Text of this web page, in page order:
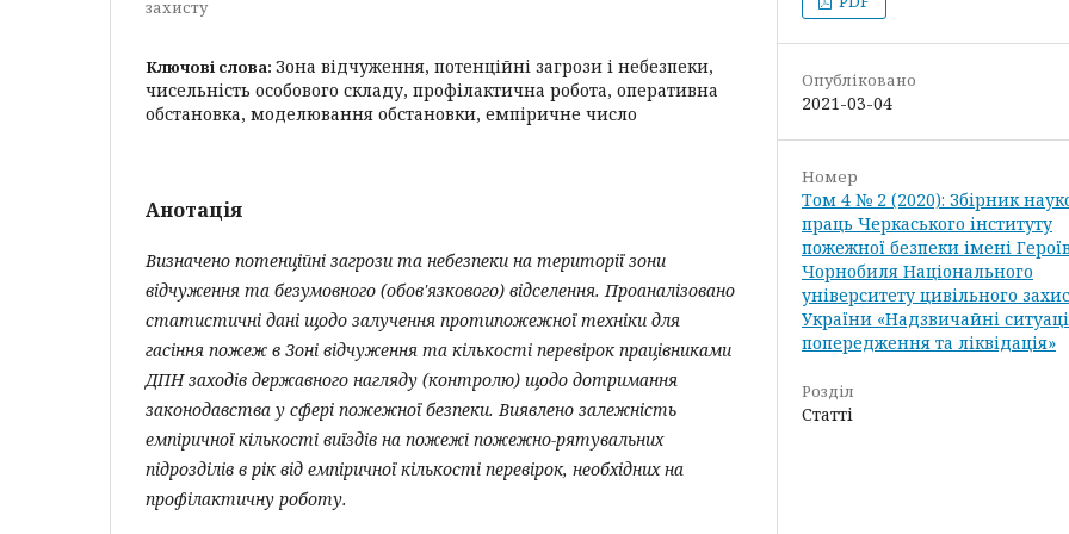
захисту
Ключові слова: Зона відчуження, потенційні загрози і небезпеки,
чисельність особового складу, профілактична робота, оперативна
обстановка, моделювання обстановки, емпіричне число
Анотація
Визначено потенційні загрози та небезпеки на території зони
відчуження та безумовного (обов'язкового) відселення. Проаналізовано
статистичні дані щодо залучення протипожежної техніки для
гасіння пожеж в Зоні відчуження та кількості перевірок працівниками
ДПН заходів державного нагляду (контролю) щодо дотримання
законодавства у сфері пожежної безпеки. Виявлено залежність
емпіричної кількості виїздів на пожежі пожежно-рятувальних
підрозділів в рік від емпіричної кількості перевірок, необхідних на
профілактичну роботу.
Опубліковано
2021-03-04
Номер
Том 4 № 2 (2020): Збірник
праць Черкаського інституту
пожежної безпеки імені Героїв
Чорнобиля Національного
університету цивільного
України «Надзвичайні
попередження та ліквідація»
Розділ
Статті